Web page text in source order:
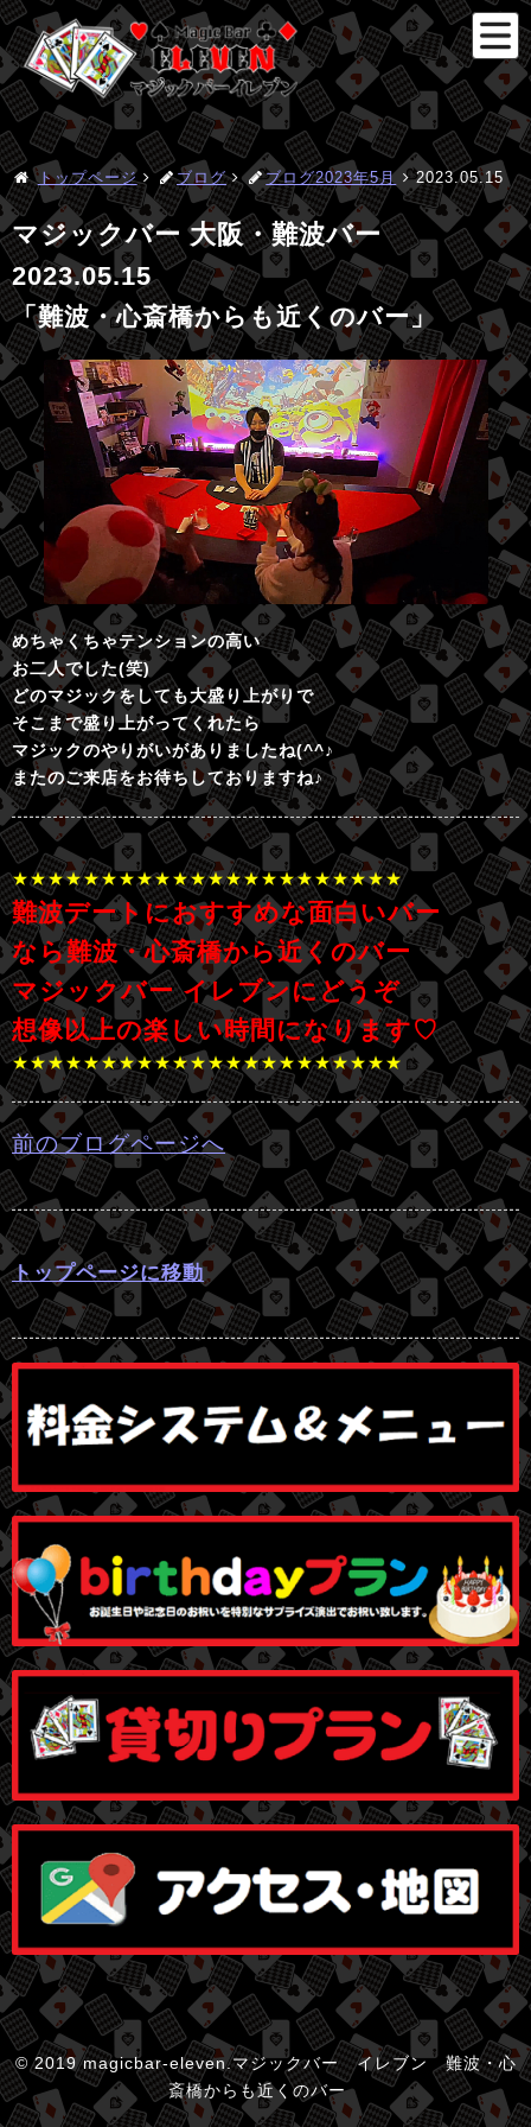
トップページ ブログ ブログ2023年5月 2023.05.15
マジックバー 大阪・難波バー
2023.05.15
「難波・心斎橋からも近くのバー」
めちゃくちゃテンションの高い
お二人でした(笑)
どのマジックをしても大盛り上がりで
そこまで盛り上がってくれたら
マジックのやりがいがありましたね(^^♪
またのご来店をお待ちしておりますね♪
★★★★★★★★★★★★★★★★★★★★★★
難波デートにおすすめな面白いバー
なら難波・心斎橋から近くのバー
マジックバー イレブンにどうぞ
想像以上の楽しい時間になります♡
★★★★★★★★★★★★★★★★★★★★★★
前のブログページへ
トップページに移動
© 2019 magicbar-eleven.マジックバー イレブン 難波・心
斎橋からも近くのバー